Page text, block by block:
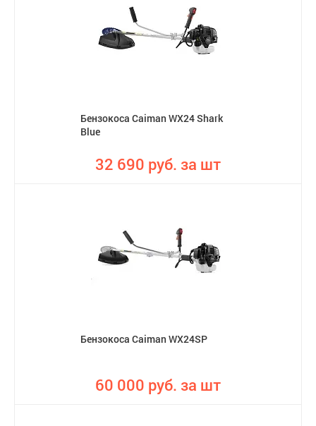
Бензокоса Caiman WX24 Shark
Blue
32 690 руб. за шт
Бензокоса Caiman WX24SP
60 000 руб. за шт